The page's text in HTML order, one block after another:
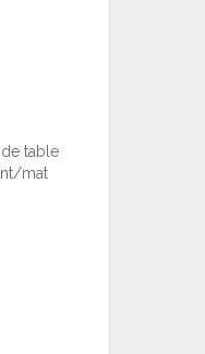
table
mat